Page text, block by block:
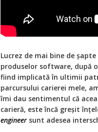
Lucrez de mai bine de
produselor software, după
fiind implicată în ultimii
parcursului carierei mele,
îmi dau sentimentul că
carieră, este încă greșit
engineer sunt adesea